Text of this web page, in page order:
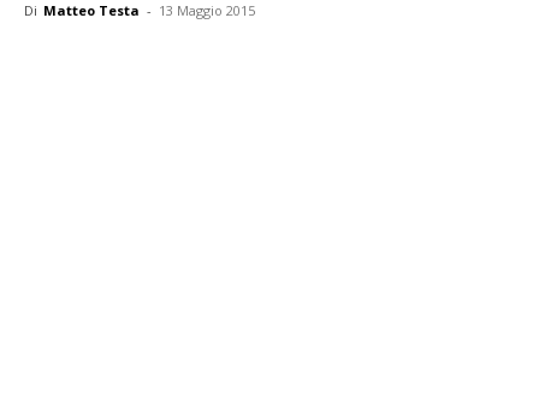
Di Matteo Testa - 13 Maggio 2015